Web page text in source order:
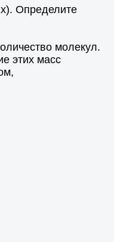
Определите
молекул.
этих масс